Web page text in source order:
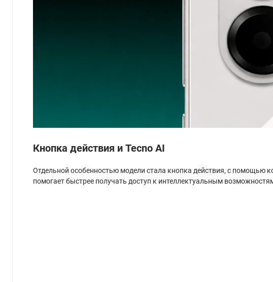
Кнопка действия и Tecno AI
Отдельной особенностью модели стала кнопка действия, с помощью
помогает быстрее получать доступ к интеллектуальным